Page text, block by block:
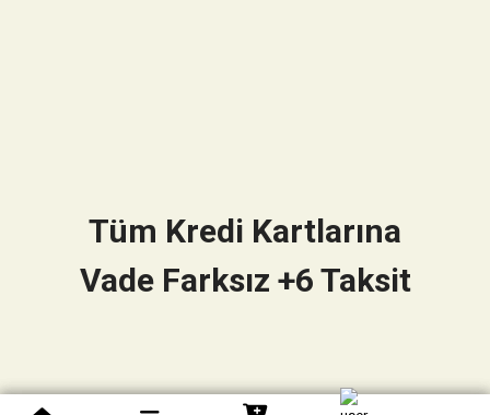
Tüm Kredi Kartlarına
Vade Farksız +6 Taksit